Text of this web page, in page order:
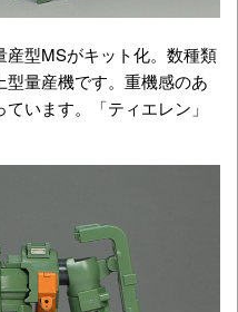
産型MSがキット化。数種類
量産機です。重機感のあ
います。「ティエレン」